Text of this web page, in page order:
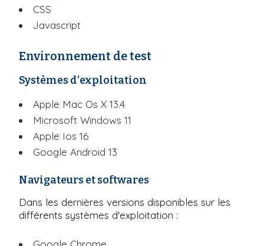
CSS
Javascript
Environnement de test
Systèmes d’exploitation
Apple Mac Os X 13.4
Microsoft Windows 11
Apple Ios 16
Google Android 13
Navigateurs et softwares
Dans les dernières versions disponibles sur les
différents systèmes d'exploitation :